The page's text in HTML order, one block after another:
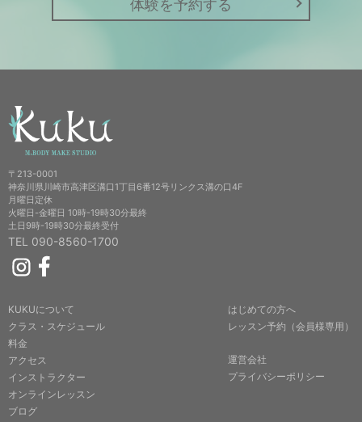
体験を予約する
〒213-0001
神奈川県川崎市高津区溝口1丁目6番12号リンクス溝の口4F
月曜日定休
火曜日-金曜日 10時-19時30分最終
土日9時-19時30分最終受付
TEL 090-8560-1700
KUKUについて
クラス・スケジュール
料金
アクセス
インストラクター
オンラインレッスン
ブログ
はじめての方へ
レッスン予約（会員様専用）
運営会社
プライバシーポリシー